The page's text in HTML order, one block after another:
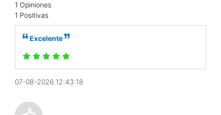
1 Opiniones
1 Positivas
Excelente
07-08-2026 12:43:18